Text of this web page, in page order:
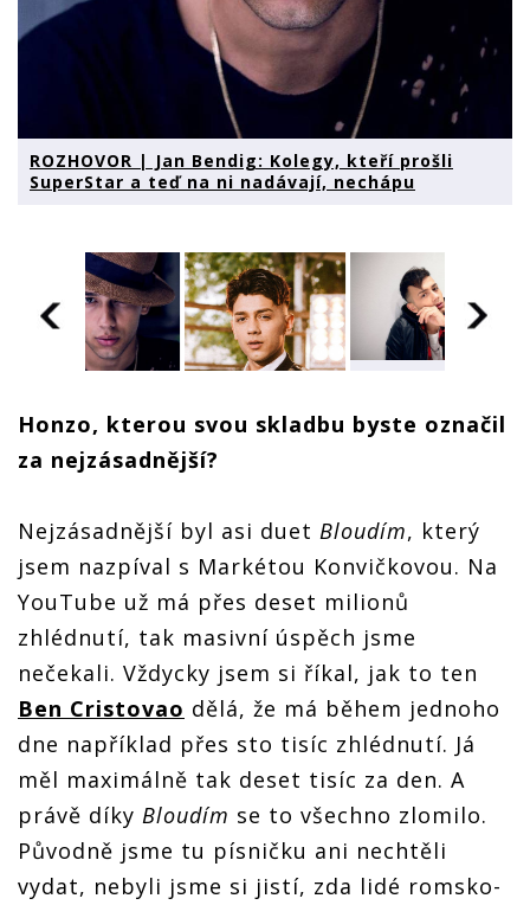
ROZHOVOR | Jan Bendig: Kolegy, kteří prošli
SuperStar a teď na ni nadávají, nechápu
ROZHOVOR |
Jan Bendig:
Kolegy, kteří
teď na ni
nadávají,
nechápu
ROZHOVOR |
Jan Bendig:
SuperStar a
teď na ni
nadávají,
Kolegy, kteří
nechápu
Honzo, kterou svou skladbu byste označil
za nejzásadnější?
Nejzásadnější byl asi duet Bloudím, který
jsem nazpíval s Markétou Konvičkovou. Na
YouTube už má přes deset milionů
zhlédnutí, tak masivní úspěch jsme
nečekali. Vždycky jsem si říkal, jak to ten
Ben Cristovao dělá, že má během jednoho
dne například přes sto tisíc zhlédnutí. Já
měl maximálně tak deset tisíc za den. A
právě díky Bloudím se to všechno zlomilo.
Původně jsme tu písničku ani nechtěli
vydat, nebyli jsme si jistí, zda lidé romsko-